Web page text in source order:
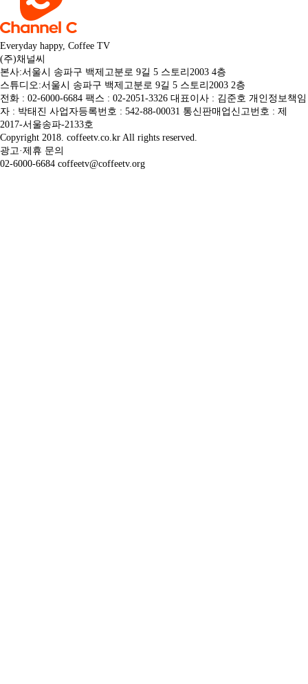
Everyday happy, Coffee TV
(주)채널씨
본사:서울시 송파구 백제고분로 9길 5 스토리2003 4층
스튜디오:서울시 송파구 백제고분로 9길 5 스토리2003 2층
전화 : 02-6000-6684 팩스 : 02-2051-3326 대표이사 : 김준호 개인정보책임
자 : 박태진 사업자등록번호 : 542-88-00031 통신판매업신고번호 : 제
2017-서울송파-2133호
Copyright 2018. coffeetv.co.kr All rights reserved.
광고·제휴 문의
02-6000-6684 coffeetv@coffeetv.org